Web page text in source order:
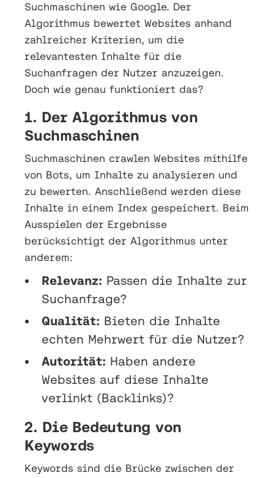
Suchmaschinen wie Google. Der
Algorithmus bewertet Websites anhand
zahlreicher Kriterien, um die
relevantesten Inhalte für die
Suchanfragen der Nutzer anzuzeigen.
Doch wie genau funktioniert das?
1. Der Algorithmus von
Suchmaschinen
Suchmaschinen crawlen Websites mithilfe
von Bots, um Inhalte zu analysieren und
zu bewerten. Anschließend werden diese
Inhalte in einem Index gespeichert. Beim
Ausspielen der Ergebnisse
berücksichtigt der Algorithmus unter
anderem:
Relevanz: Passen die Inhalte zur
Suchanfrage?
Qualität: Bieten die Inhalte
echten Mehrwert für die Nutzer?
Autorität: Haben andere
Websites auf diese Inhalte
verlinkt (Backlinks)?
2. Die Bedeutung von
Keywords
Keywords sind die Brücke zwischen der